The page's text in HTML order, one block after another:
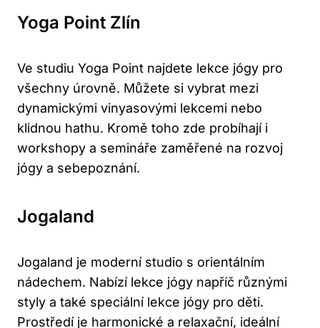
Yoga Point Zlín
Ve studiu ⁤Yoga ‌Point najdete lekce jógy ⁣pro‌
všechny úrovně. ‌Můžete si vybrat mezi
dynamickými vinyasovými lekcemi nebo
klidnou hathu. Kromě⁤ toho zde probíhají i
workshopy ​a‌ semináře zaměřené na rozvoj
jógy a​ sebepoznání.
Jogaland
Jogaland je moderní studio s orientálním
nádechem. Nabízí lekce jógy napříč různými
styly a také speciální​ lekce jógy pro⁣ děti. ​
Prostředí je harmonické a relaxační, ideální